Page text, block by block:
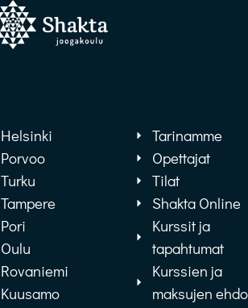
Helsinki
Porvoo
Turku
Tampere
Pori
Oulu
Rovaniemi
Kuusamo
Tarinamme
Opettajat
Tilat
Shakta Online
Kurssit ja
tapahtumat
Kurssien ja
maksujen